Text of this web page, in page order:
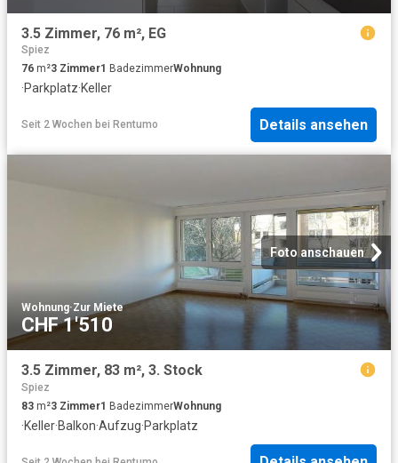
3.5 Zimmer, 76 m², EG
Spiez
76 m²3 Zimmer1 BadezimmerWohnung
·Parkplatz·Keller
Seit 2 Wochen bei Rentumo Details ansehen
Foto anschauen
Wohnung·Zur Miete
CHF 1'510
3.5 Zimmer, 83 m², 3. Stock
Spiez
83 m²3 Zimmer1 BadezimmerWohnung
·Keller·Balkon·Aufzug·Parkplatz